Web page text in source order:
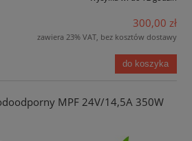
300,00 zł
zawiera 23% VAT, bez kosztów dostawy
do koszyka
MPF 24V/14,5A 350W